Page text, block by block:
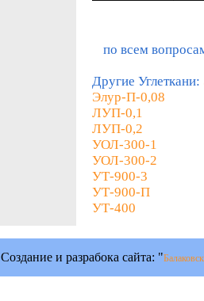
по всем
Другие Углеткани:
Элур-П-0,08
ЛУП-0,1
ЛУП-0,2
УОЛ-300-1
УОЛ-300-2
УТ-900-3
УТ-900-П
УТ-400
Создание и разрабока сайта: "